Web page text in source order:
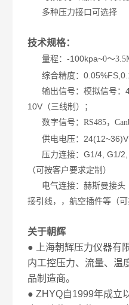
多种压力接口可选择
技术规格：
量程：-100kpa~0～
综合精度：
输出信号：模拟信号：
10V（三线制）；
数字信号：RS485，
供电电压：
压力连接：G1/4, G1/2,
（可按客户要求定制）
电气连接：赫斯曼接头
接引线，，航空插件等（可
关于朝辉
● 上海朝辉压力仪器有
内工控压力、流量、温
品制造商。
● ZHYQ自1999年成立